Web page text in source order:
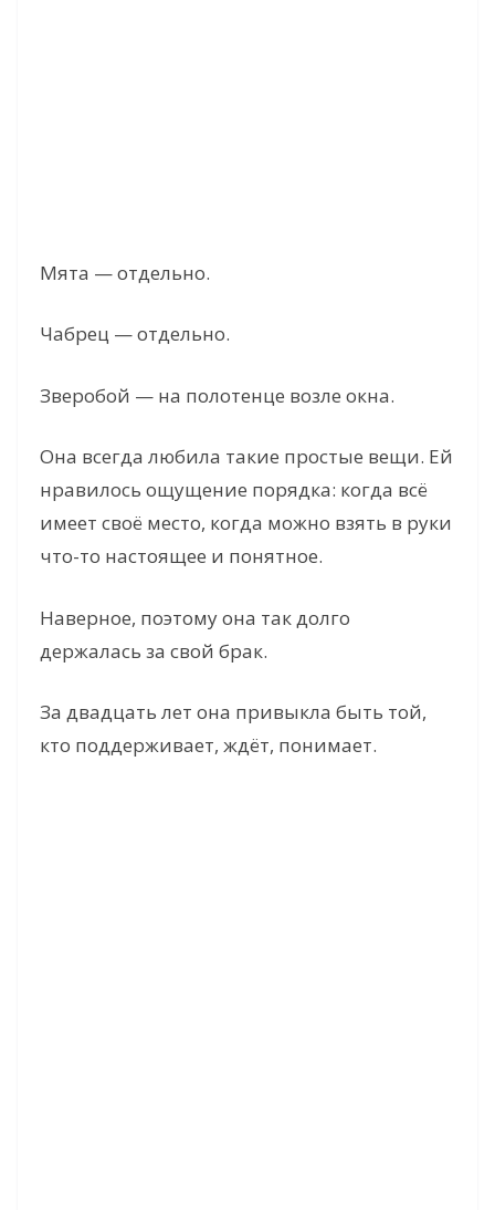
Мята — отдельно.
Чабрец — отдельно.
Зверобой — на полотенце возле окна.
Она всегда любила такие простые вещи. Ей
нравилось ощущение порядка: когда всё
имеет своё место, когда можно взять в руки
что-то настоящее и понятное.
Наверное, поэтому она так долго
держалась за свой брак.
За двадцать лет она привыкла быть той,
кто поддерживает, ждёт, понимает.